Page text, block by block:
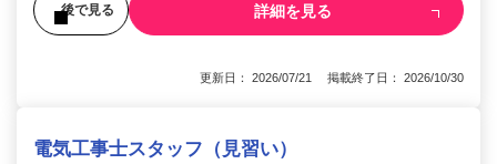
後で見る 詳細を見る
更新日： 2026/07/21 掲載終了日： 2026/10/30
電気工事士スタッフ（見習い）